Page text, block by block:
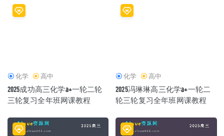
化学 高中
2025成功高三化学a+一轮二轮
三轮复习全年班网课教程
化学 高中
2025冯琳琳高三化学a+一轮二
轮三轮复习全年班网课教程